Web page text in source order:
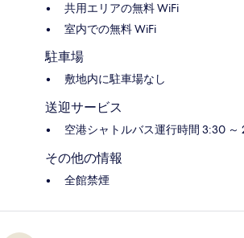
共用エリアの無料 WiFi
室内での無料 WiFi
駐車場
敷地内に駐車場なし
送迎サービス
空港シャトルバス運行時間 3:30 ～
その他の情報
全館禁煙